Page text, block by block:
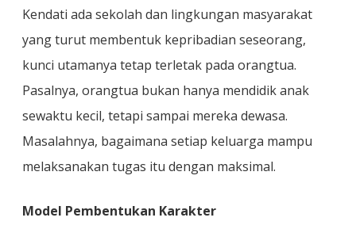
Kendati ada sekolah dan lingkungan masyarakat
yang turut membentuk kepribadian seseorang,
kunci utamanya tetap terletak pada orangtua.
Pasalnya, orangtua bukan hanya mendidik anak
sewaktu kecil, tetapi sampai mereka dewasa.
Masalahnya, bagaimana setiap keluarga mampu
melaksanakan tugas itu dengan maksimal.
Model Pembentukan Karakter